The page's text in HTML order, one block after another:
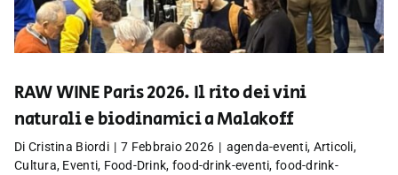
RAW WINE Paris 2026. Il rito dei vini
naturali e biodinamici a Malakoff
Di Cristina Biordi | 7 Febbraio 2026 | agenda-eventi, Articoli,
Cultura, Eventi, Food-Drink, food-drink-eventi, food-drink-